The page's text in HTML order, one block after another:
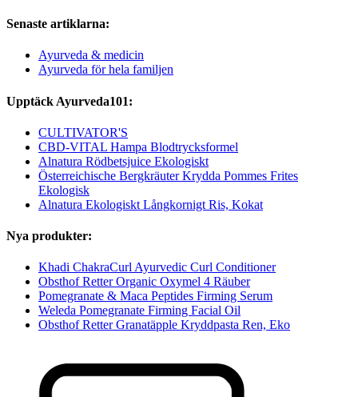
Senaste artiklarna:
Ayurveda & medicin
Ayurveda för hela familjen
Upptäck Ayurveda101:
CULTIVATOR'S
CBD-VITAL Hampa Blodtrycksformel
Alnatura Rödbetsjuice Ekologiskt
Österreichische Bergkräuter Krydda Pommes Frites
Ekologisk
Alnatura Ekologiskt Långkornigt Ris, Kokat
Nya produkter:
Khadi ChakraCurl Ayurvedic Curl Conditioner
Obsthof Retter Organic Oxymel 4 Räuber
Pomegranate & Maca Peptides Firming Serum
Weleda Pomegranate Firming Facial Oil
Obsthof Retter Granatäpple Kryddpasta Ren, Eko